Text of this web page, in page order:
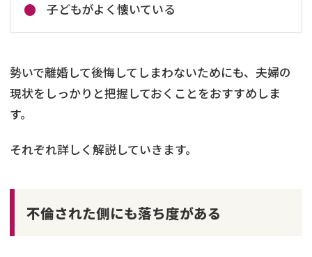
子どもがよく懐いている
勢いで離婚して後悔してしまわないためにも、夫婦の
現状をしっかりと把握しておくことをおすすめしま
す。
それぞれ詳しく解説していきます。
不倫された側にも落ち度がある